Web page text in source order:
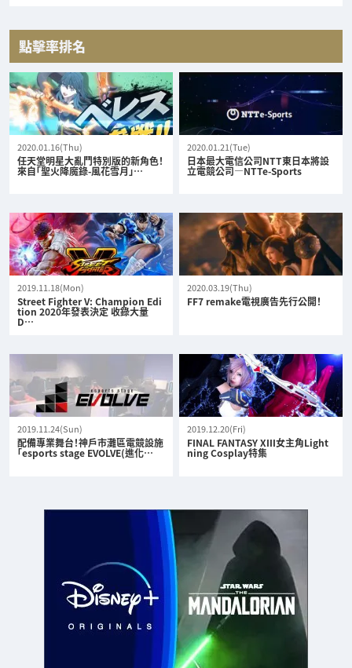
點擊率排名
2020.01.16(Thu)
任天堂明星大亂鬥特別版的新角色！
來自「聖火降魔錄-風花雪月」…
2020.01.21(Tue)
日本最大電信公司NTT東日本將設
立電競公司—NTTe-Sports
2019.11.18(Mon)
Street Fighter V: Champion Edi
tion 2020年發表決定 收錄大量
D…
2020.03.19(Thu)
FF7 remake電視廣告先行公開！
2019.11.24(Sun)
配備專業舞台！神戶市灘區電競設施
「esports stage EVOLVE(進化…
2019.12.20(Fri)
FINAL FANTASY XIII女主角Light
ning Cosplay特集